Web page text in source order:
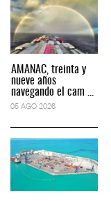
AMANAC, treinta y
nueve años
navegando el cam ...
05 AGO 2026